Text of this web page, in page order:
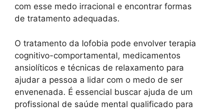
com esse medo irracional e encontrar formas
de tratamento adequadas.
O tratamento da Iofobia pode envolver terapia
cognitivo-comportamental, medicamentos
ansiolíticos e técnicas de relaxamento para
ajudar a pessoa a lidar com o medo de ser
envenenada. É essencial buscar ajuda de um
profissional de saúde mental qualificado para